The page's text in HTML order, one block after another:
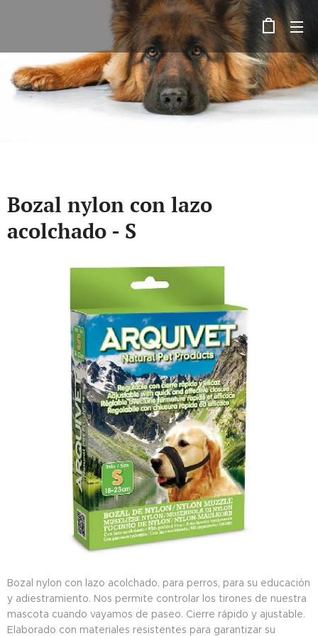
Bozal nylon con lazo
acolchado - S
Bozal nylon con lazo acolchado, para perros, para su educación
y adiestramiento. Nos permite controlar los tirones de nuestra
mascota cuando vayamos de paseo. Cierre rápido y ajustable.
Elaborado con materiales resistentes para garantizar su